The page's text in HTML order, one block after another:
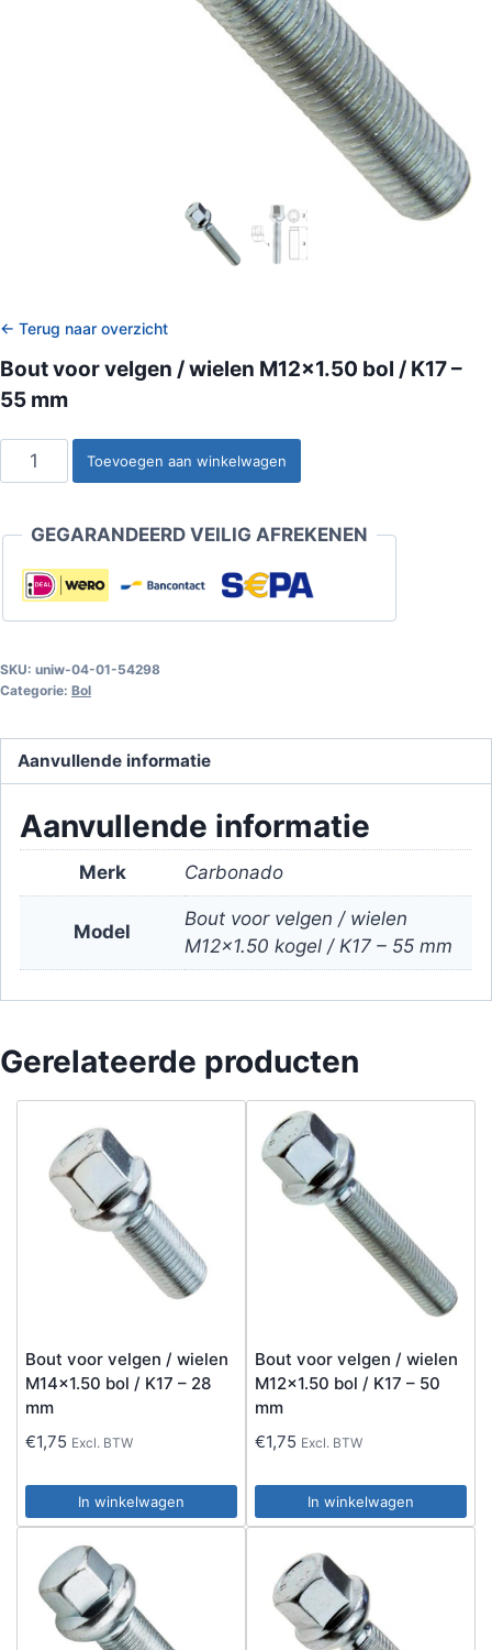
← Terug naar overzicht
Bout voor velgen / wielen M12x1.50 bol / K17 –
55 mm
Bout
voor
/
wielen
M12x1.50
/
K17
mm
aantal
Toevoegen aan winkelwagen
GEGARANDEERD VEILIG AFREKENEN
SKU: uniw-04-01-54298
Categorie: Bol
Aanvullende informatie
Aanvullende informatie
Merk Carbonado
Model
Bout voor velgen / wielen
M12x1.50 kogel / K17 – 55 mm
Gerelateerde producten
Bout voor velgen / wielen
M14x1.50 bol / K17 – 28
mm
€1,75 Excl. BTW
In winkelwagen
Bout voor velgen / wielen
M12x1.50 bol / K17 – 50
mm
€1,75 Excl. BTW
In winkelwagen